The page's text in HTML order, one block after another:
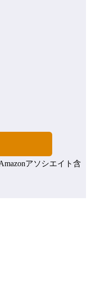
アソシエイト含